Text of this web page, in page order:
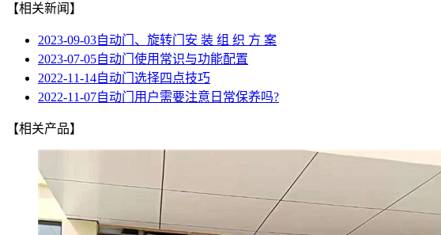
【相关新闻】
2023-09-03自动门、旋转门安 装 组 织 方 案
2023-07-05自动门使用常识与功能配置
2022-11-14自动门选择四点技巧
2022-11-07自动门用户需要注意日常保养吗?
【相关产品】